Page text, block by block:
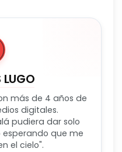
LUGO
más de 4 años de
digitales.
pudiera dar solo
esperando que me
el cielo".